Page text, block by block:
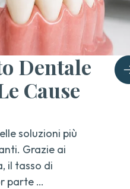
Dentale
Cause
soluzioni più
Grazie ai
il tasso di
parte …